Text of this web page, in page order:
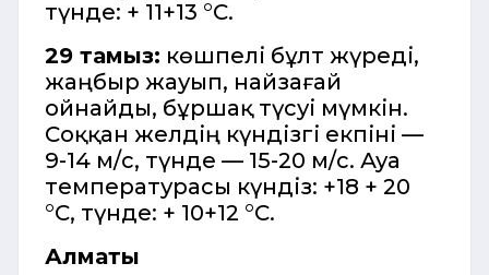
түнде: + 11+13 °C.
29 тамыз: көшпелі бұлт жүреді,
жаңбыр жауып, найзағай
ойнайды, бұршақ түсуі мүмкін.
Соққан желдің күндізгі екпіні —
9-14 м/с, түнде — 15-20 м/с. Ауа
температурасы күндіз: +18 + 20
°C, түнде: + 10+12 °C.
Алматы